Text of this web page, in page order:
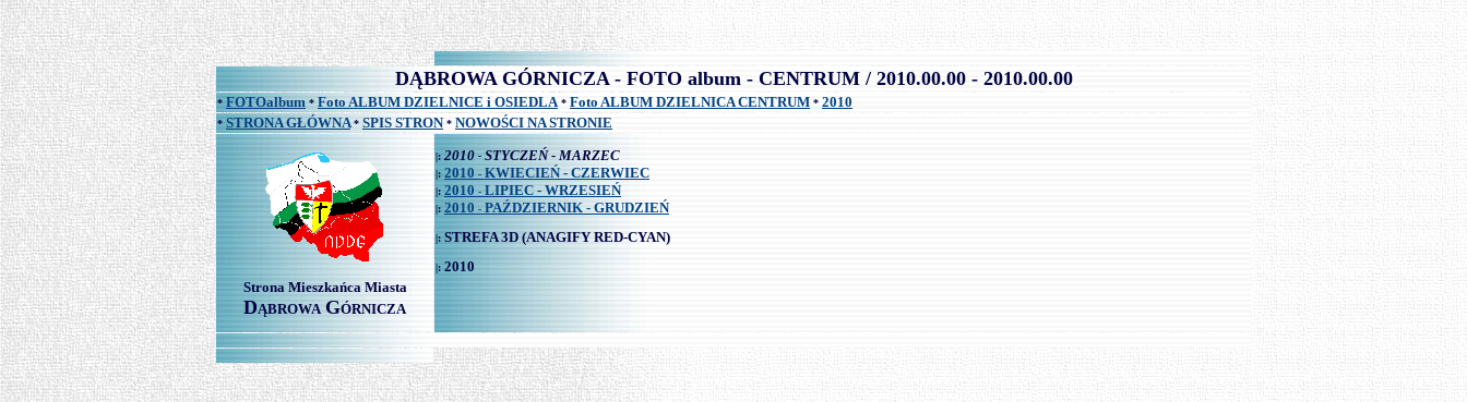
\
DĄBROWA GÓRNICZA - FOTO album - CENTRUM / 2010.00.00 - 2010.00.00
* FOTOalbum * Foto ALBUM DZIELNICE i OSIEDLA * Foto ALBUM DZIELNICA CENTRUM * 2010
* STRONA GŁÓWNA * SPIS STRON * NOWOŚCI NA STRONIE
Strona Mieszkańca Miasta
DĄBROWA GÓRNICZA
|: 2010 - STYCZEŃ - MARZEC
|: 2010 - KWIECIEŃ - CZERWIEC
|: 2010 - LIPIEC - WRZESIEŃ
|: 2010 - PAŹDZIERNIK - GRUDZIEŃ
|: STREFA 3D (ANAGIFY RED-CYAN)
|: 2010